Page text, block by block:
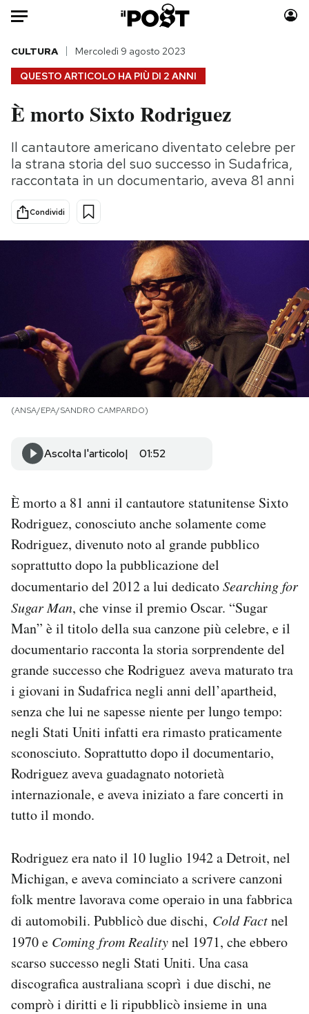
Auto
HOME
Italia
Politica
Tecnologia
Scienza
Moda
Consumismi
Storie/Idee
Altrecose
Mondiali calcio 2026
PODCAST
NEWSLETTER
CALENDARIO
AREA PERSONALE
Area Personale
Newsletter
Notifiche mobile
Regala il Post
Hai bisogno di aiuto?
QUESTO ARTICOLO HA PIÙ DI 2 ANNI
CULTURA Mercoledì 9 agosto 2023
È morto Sixto Rodriguez
Il cantautore americano diventato celebre per
la strana storia del suo successo in Sudafrica,
raccontata in un documentario, aveva 81 anni
Condividi
(ANSA/EPA/SANDRO CAMPARDO)
Ascolta l'articolo 01:52
È morto a 81 anni il cantautore statunitense Sixto
Rodriguez, conosciuto anche solamente come
Rodriguez, divenuto noto al grande pubblico
soprattutto dopo la pubblicazione del
documentario del 2012 a lui dedicatoSearching for
Sugar Man, che vinse il premio Oscar. “Sugar
Man” è il titolo della sua canzone più celebre, e il
documentario racconta la storia sorprendente del
grande successo che Rodriguez aveva maturato tra
i giovani in Sudafrica negli anni dell’apartheid,
senza che lui ne sapesse niente per lungo tempo:
negli Stati Uniti infatti era rimasto praticamente
sconosciuto. Soprattutto dopo il documentario,
Rodriguez aveva guadagnato notorietà
internazionale, e aveva iniziato a fare concerti in
tutto il mondo.
Rodriguez era nato il 10 luglio 1942 a Detroit, nel
Michigan, e aveva cominciato a scrivere canzoni
folk mentre lavorava come operaio in una fabbrica
di automobili. Pubblicò due dischi, Cold Factnel
1970 e Coming from Realitynel 1971, che ebbero
scarso successo negli Stati Uniti. Una casa
discografica australiana scoprì i due dischi, ne
comprò i diritti e li ripubblicò insieme in una